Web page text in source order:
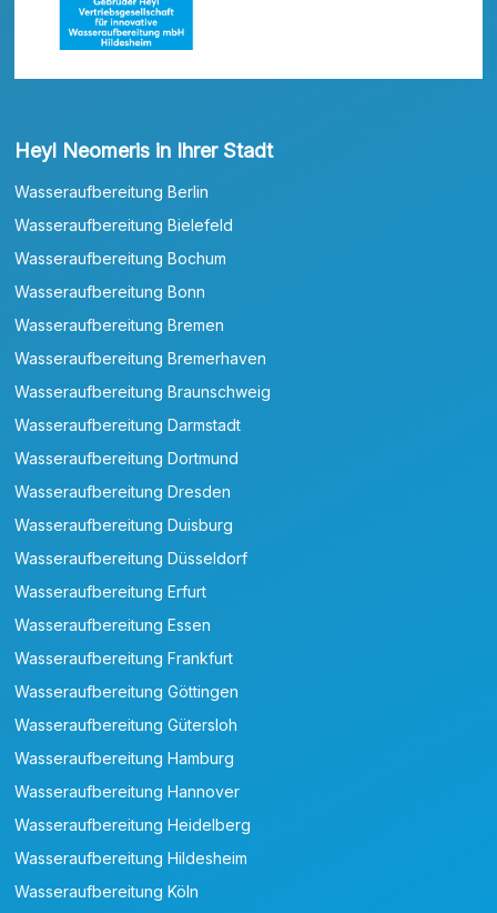
Heyl Neomeris in Ihrer Stadt
Wasseraufbereitung Berlin
Wasseraufbereitung Bielefeld
Wasseraufbereitung Bochum
Wasseraufbereitung Bonn
Wasseraufbereitung Bremen
Wasseraufbereitung Bremerhaven
Wasseraufbereitung Braunschweig
Wasseraufbereitung Darmstadt
Wasseraufbereitung Dortmund
Wasseraufbereitung Dresden
Wasseraufbereitung Duisburg
Wasseraufbereitung Düsseldorf
Wasseraufbereitung Erfurt
Wasseraufbereitung Essen
Wasseraufbereitung Frankfurt
Wasseraufbereitung Göttingen
Wasseraufbereitung Gütersloh
Wasseraufbereitung Hamburg
Wasseraufbereitung Hannover
Wasseraufbereitung Heidelberg
Wasseraufbereitung Hildesheim
Wasseraufbereitung Köln